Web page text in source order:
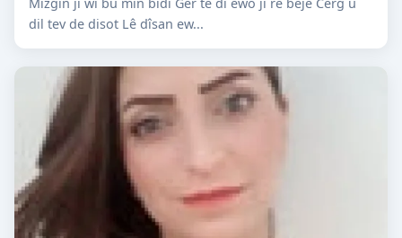
Mizgîn ji wî bu min bidî Ger te dî ewo ji re bêje Cerg û
dil tev de disot Lê dîsan ew...